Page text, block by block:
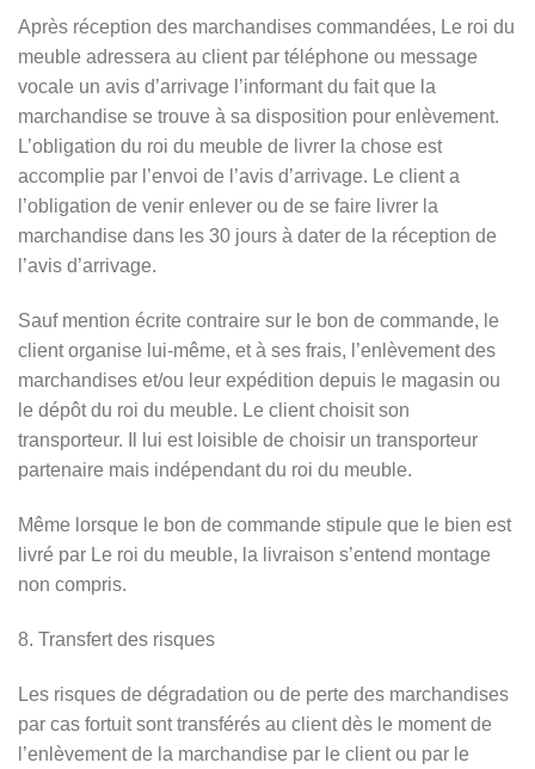
Après réception des marchandises commandées, Le roi du
meuble adressera au client par téléphone ou message
vocale un avis d’arrivage l’informant du fait que la
marchandise se trouve à sa disposition pour enlèvement.
L’obligation du roi du meuble de livrer la chose est
accomplie par l’envoi de l’avis d’arrivage. Le client a
l’obligation de venir enlever ou de se faire livrer la
marchandise dans les 30 jours à dater de la réception de
l’avis d’arrivage.
Sauf mention écrite contraire sur le bon de commande, le
client organise lui-même, et à ses frais, l’enlèvement des
marchandises et/ou leur expédition depuis le magasin ou
le dépôt du roi du meuble. Le client choisit son
transporteur. Il lui est loisible de choisir un transporteur
partenaire mais indépendant du roi du meuble.
Même lorsque le bon de commande stipule que le bien est
livré par Le roi du meuble, la livraison s’entend montage
non compris.
8. Transfert des risques
Les risques de dégradation ou de perte des marchandises
par cas fortuit sont transférés au client dès le moment de
l’enlèvement de la marchandise par le client ou par le